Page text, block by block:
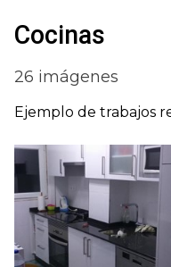
Cocinas
26 imágenes
Ejemplo de trabajos